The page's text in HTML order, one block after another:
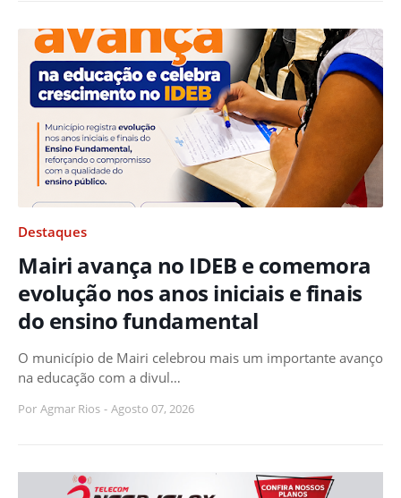
Destaques
Mairi avança no IDEB e comemora
evolução nos anos iniciais e finais
do ensino fundamental
O município de Mairi celebrou mais um importante avanço
na educação com a divul…
Por Agmar Rios - Agosto 07, 2026